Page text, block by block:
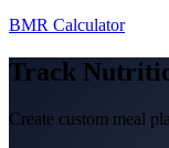
BMR Calculator
Track
Create custom meal